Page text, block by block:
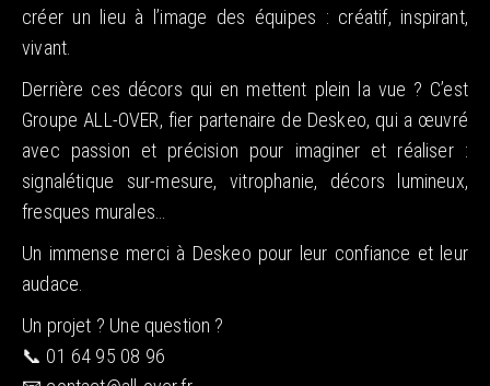
créer un lieu à l’image des équipes : créatif, inspirant,
vivant.
Derrière ces décors qui en mettent plein la vue ? C’est
Groupe ALL-OVER, fier partenaire de Deskeo, qui a œuvré
avec passion et précision pour imaginer et réaliser :
signalétique sur-mesure, vitrophanie, décors lumineux,
fresques murales…
Un immense merci à Deskeo pour leur confiance et leur
audace.
Un projet ? Une question ?
📞 01 64 95 08 96